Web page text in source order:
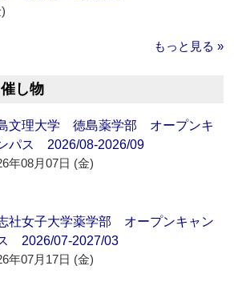
もっと見る »
し物
文理大学 徳島薬学部 オープンキ
パス 2026/08-2026/09
年08月07日 (金)
社女子大学薬学部 オープンキャン
2026/07-2027/03
年07月17日 (金)